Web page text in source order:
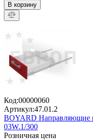
В корзину
Код:00000060
Артикул:47.01.2
BOYARD Направляющие
03W.1/300
Розничная цена